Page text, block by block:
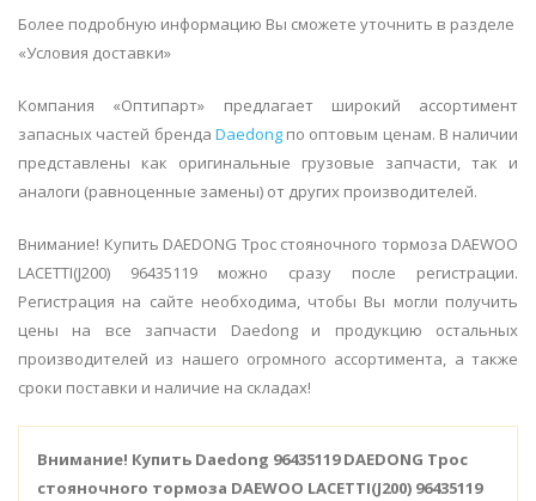
Более подробную информацию Вы сможете уточнить в разделе
«Условия доставки»
Компания «Оптипарт» предлагает широкий ассортимент
запасных частей бренда Daedongпо оптовым ценам. В наличии
представлены как оригинальные грузовые запчасти, так и
аналоги (равноценные замены) от других производителей.
Внимание! Купить DAEDONG Трос стояночного тормоза DAEWOO
LACETTI(J200) 96435119 можно сразу после регистрации.
Регистрация на сайте необходима, чтобы Вы могли получить
цены на все запчасти Daedong и продукцию остальных
производителей из нашего огромного ассортимента, а также
сроки поставки и наличие на складах!
Внимание! Купить Daedong 96435119 DAEDONG Трос
стояночного тормоза DAEWOO LACETTI(J200) 96435119